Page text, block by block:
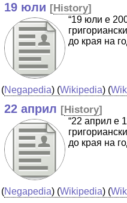
19 юли [History]
“19 юли е
до края на
(Negapedia) (Wikipedia) (
22 април [History]
“22 април е
до края на
(Negapedia) (Wikipedia) (